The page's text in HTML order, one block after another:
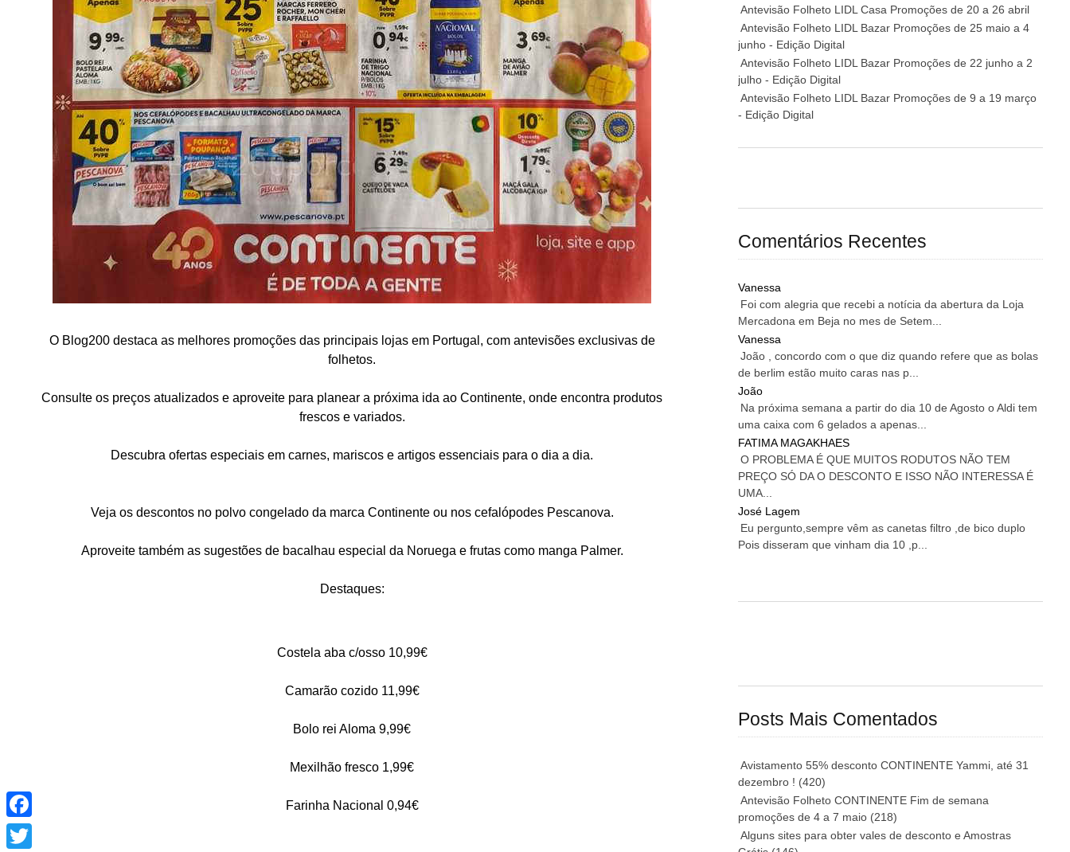
O Blog200 destaca as melhores promoções das principais lojas em Portugal, com antevisões exclusivas de
folhetos.
Consulte os preços atualizados e aproveite para planear a próxima ida ao Continente, onde encontra produtos
frescos e variados.
Descubra ofertas especiais em carnes, mariscos e artigos essenciais para o dia a dia.
Veja os descontos no polvo congelado da marca Continente ou nos cefalópodes Pescanova.
Aproveite também as sugestões de bacalhau especial da Noruega e frutas como manga Palmer.
Destaques:
Costela aba c/osso 10,99€
Camarão cozido 11,99€
Bolo rei Aloma 9,99€
Mexilhão fresco 1,99€
Farinha Nacional 0,94€
Antevisão Folheto LIDL Casa Promoções de 20 a 26 abril
Antevisão Folheto LIDL Bazar Promoções de 25 maio a 4
junho - Edição Digital
Antevisão Folheto LIDL Bazar Promoções de 22 junho a 2
julho - Edição Digital
Antevisão Folheto LIDL Bazar Promoções de 9 a 19 março
- Edição Digital
Comentários Recentes
Vanessa
Foi com alegria que recebi a notícia da abertura da Loja
Mercadona em Beja no mes de Setem...
Vanessa
João , concordo com o que diz quando refere que as bolas
de berlim estão muito caras nas p...
João
Na próxima semana a partir do dia 10 de Agosto o Aldi tem
uma caixa com 6 gelados a apenas...
FATIMA MAGAKHAES
O PROBLEMA É QUE MUITOS RODUTOS NÃO TEM
PREÇO SÓ DA O DESCONTO E ISSO NÃO INTERESSA É
UMA...
José Lagem
Eu pergunto,sempre vêm as canetas filtro ,de bico duplo
Pois disseram que vinham dia 10 ,p...
Posts Mais Comentados
Avistamento 55% desconto CONTINENTE Yammi, até 31
dezembro ! (420)
Antevisão Folheto CONTINENTE Fim de semana
promoções de 4 a 7 maio (218)
Alguns sites para obter vales de desconto e Amostras